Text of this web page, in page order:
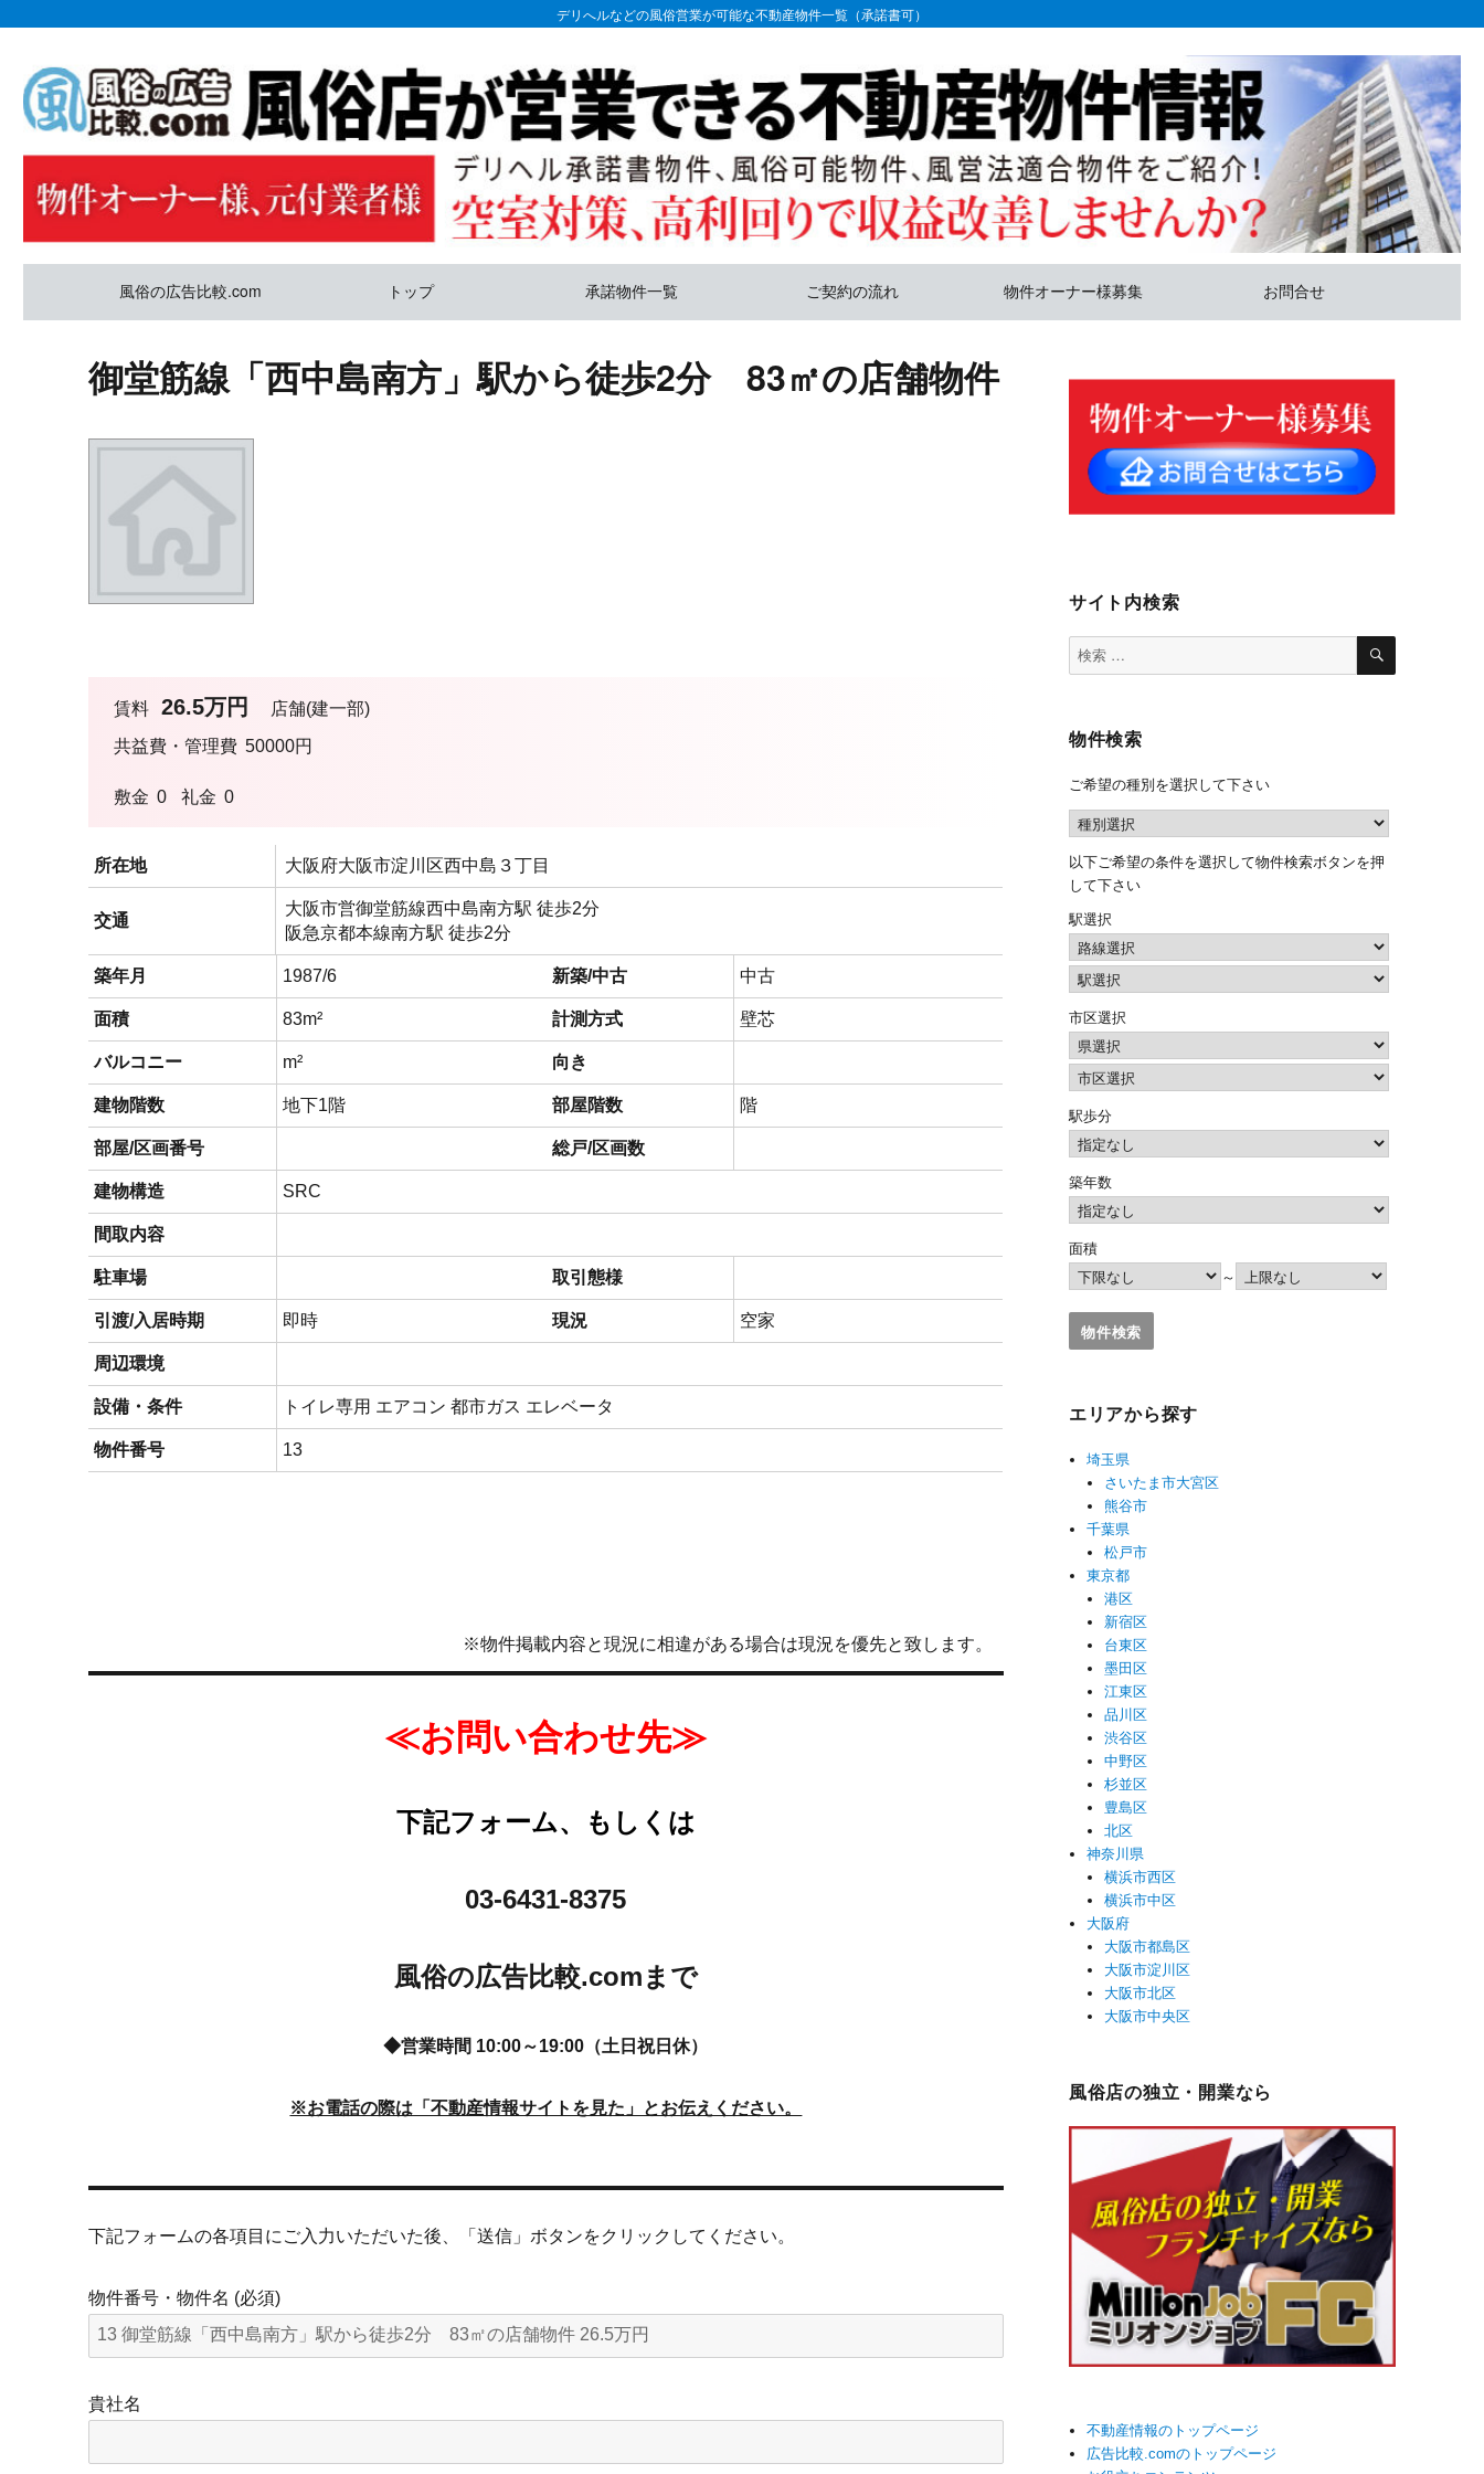
デリへルなどの風俗営業が可能な不動産物件一覧（承諾書可）
風俗の広告比較.com トップ 承諾物件一覧 ご契約の流れ 物件オーナー様募集 お問合せ
御堂筋線「西中島南方」駅から徒歩2分 83㎡の店舗物件
賃料 26.5万円
店舗(建一部)
共益費・管理費 50000円
敷金 0 礼金 0
所在地 大阪府大阪市淀川区西中島３丁目
交通
大阪市営御堂筋線西中島南方駅 徒歩2分
阪急京都本線南方駅 徒歩2分
築年月 1987/6 新築/中古 中古
面積 83m² 計測方式 壁芯
バルコニー m² 向き
建物階数 地下1階 部屋階数 階
部屋/区画番号 総戸/区画数
建物構造 SRC
間取内容
駐車場 取引態様
引渡/入居時期 即時 現況 空家
周辺環境
設備・条件 トイレ専用 エアコン 都市ガス エレベータ
物件番号 13
※物件掲載内容と現況に相違がある場合は現況を優先と致します。
≪お問い合わせ先≫
下記フォーム、もしくは
03-6431-8375
風俗の広告比較.comまで
◆営業時間 10:00～19:00（土日祝日休）
※お電話の際は「不動産情報サイトを見た」とお伝えください。
下記フォームの各項目にご入力いただいた後、「送信」ボタンをクリックしてください。
物件番号・物件名 (必須)
貴社名
サイト内検索
検
索
検
物件検索
ご希望の種別を選択して下さい
以下ご希望の条件を選択して物件検索ボタンを押
して下さい
駅選択
市区選択
駅歩分
築年数
面積
～
エリアから探す
埼玉県
さいたま市大宮区
熊谷市
千葉県
松戸市
東京都
港区
新宿区
台東区
墨田区
江東区
品川区
渋谷区
中野区
杉並区
豊島区
北区
神奈川県
横浜市西区
横浜市中区
大阪府
大阪市都島区
大阪市淀川区
大阪市北区
大阪市中央区
風俗店の独立・開業なら
不動産情報のトップページ
広告比較.comのトップページ